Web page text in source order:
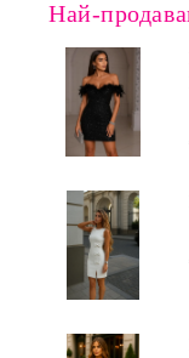
Най-